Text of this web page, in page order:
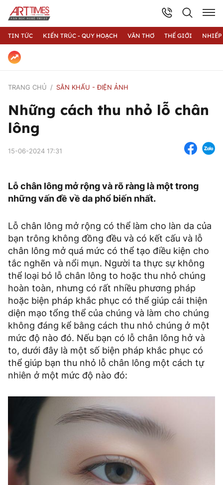
TIN TỨC KIẾN TRÚC - QUY HOẠCH VĂN THƠ THẾ GIỚI
TRANG CHỦ SÂN KHẤU - ĐIỆN ẢNH
Những cách thu nhỏ lỗ chân
lông
15-06-2024 17:31
Lỗ chân lông mở rộng và rõ ràng là một trong
những vấn đề về da phổ biến nhất.
Lỗ chân lông mở rộng có thể làm cho làn da của
bạn trông không đồng đều và có kết cấu và lỗ
chân lông mở quá mức có thể tạo điều kiện cho
tắc nghẽn và nổi mụn. Người ta thực sự không
thể loại bỏ lỗ chân lông to hoặc thu nhỏ chúng
hoàn toàn, nhưng có rất nhiều phương pháp
hoặc biện pháp khắc phục có thể giúp cải thiện
diện mạo tổng thể của chúng và làm cho chúng
không đáng kể bằng cách thu nhỏ chúng ở một
mức độ nào đó. Nếu bạn có lỗ chân lông hở và
to, dưới đây là một số biện pháp khắc phục có
thể giúp bạn thu nhỏ lỗ chân lông một cách tự
nhiên ở một mức độ nào đó: